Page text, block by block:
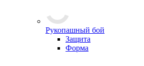
Рукопашный бой
Защита
Форма